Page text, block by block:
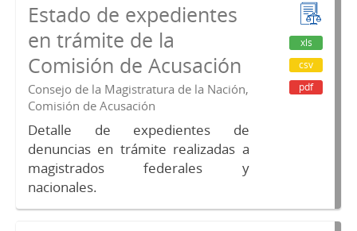
Estado de expedientes
en trámite de la
Comisión de Acusación
Consejo de la Magistratura de la Nación,
Comisión de Acusación
Detalle de expedientes de
denuncias en trámite realizadas a
magistrados federales y
nacionales.
xls
csv
pdf